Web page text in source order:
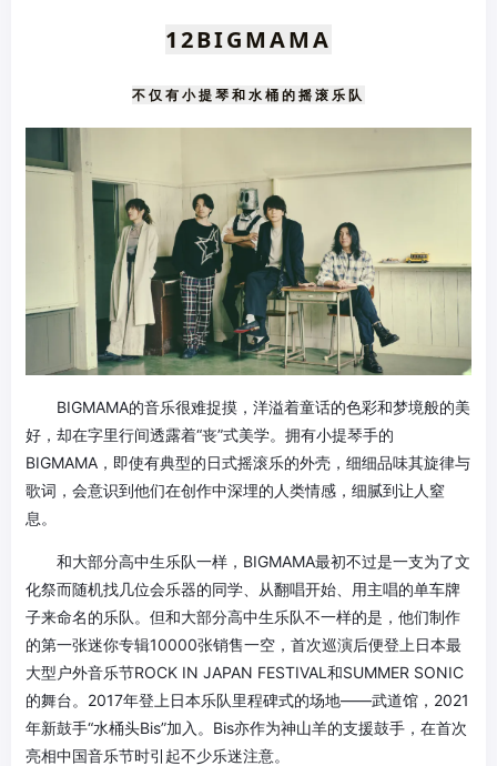
12BIGMAMA
不仅有小提琴和水桶的摇滚乐队
BIGMAMA的音乐很难捉摸，洋溢着童话的色彩和梦境般的美
好，却在字里行间透露着“丧”式美学。拥有小提琴手的
BIGMAMA，即使有典型的日式摇滚乐的外壳，细细品味其旋律与
歌词，会意识到他们在创作中深埋的人类情感，细腻到让人窒
息。
和大部分高中生乐队一样，BIGMAMA最初不过是一支为了文
化祭而随机找几位会乐器的同学、从翻唱开始、用主唱的单车牌
子来命名的乐队。但和大部分高中生乐队不一样的是，他们制作
的第一张迷你专辑10000张销售一空，首次巡演后便登上日本最
大型户外音乐节ROCK IN JAPAN FESTIVAL和SUMMER SONIC
的舞台。2017年登上日本乐队里程碑式的场地——武道馆，2021
年新鼓手“水桶头Bis”加入。Bis亦作为神山羊的支援鼓手，在首次
亮相中国音乐节时引起不少乐迷注意。